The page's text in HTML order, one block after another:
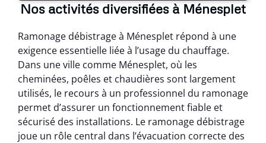
Nos activités diversifiées à Ménesplet
Ramonage débistrage à Ménesplet répond à une
exigence essentielle liée à l’usage du chauffage.
Dans une ville comme Ménesplet, où les
cheminées, poêles et chaudières sont largement
utilisés, le recours à un professionnel du ramonage
permet d’assurer un fonctionnement fiable et
sécurisé des installations. Le ramonage débistrage
joue un rôle central dans l’évacuation correcte des